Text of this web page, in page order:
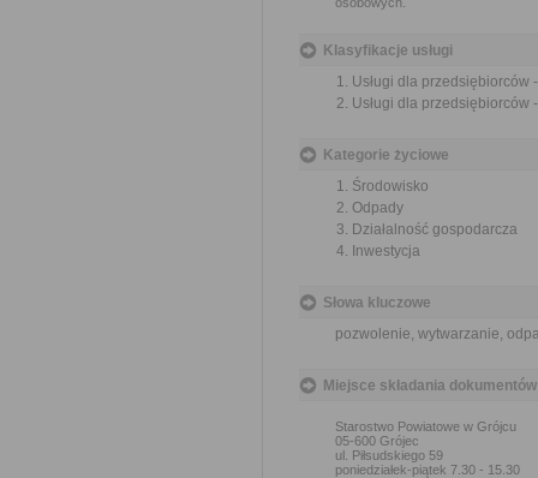
Klasyfikacje usługi
Usługi dla przedsiębiorców
Usługi dla
Kategorie życiowe
Środowisko
Odpady
Działalność gospodarcza
Inwestycja
Słowa kluczowe
pozwolenie, wytwarzanie,
Miejsce składania dokumentów
Starostwo Powiatowe w Grójcu
05-600 Grójec
ul. Piłsudskiego 59
poniedziałek-piątek 7.30 - 15.30